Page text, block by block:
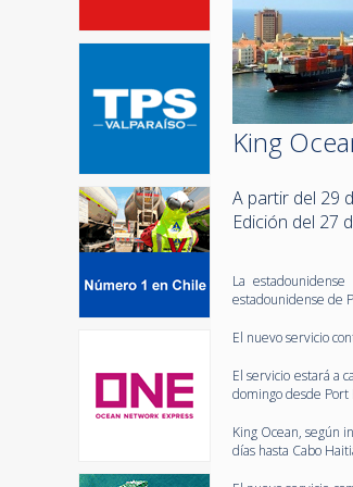
King
A partir del 29
Edición del 27
La
estadounidense de
El nuevo servicio
El servicio estará a
domingo desde Port
King Ocean, según
días hasta Cabo